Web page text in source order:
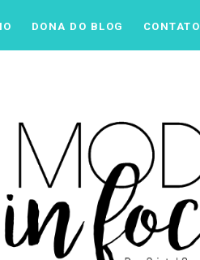
DONA DO BLOG CONTATO